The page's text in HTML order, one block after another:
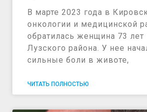
В марте 2023 года в
онкологии и медицинской
обратилась женщина 73 лет
Лузского района. У нее
сильные боли в животе,
ЧИТАТЬ ПОЛНОСТЬЮ